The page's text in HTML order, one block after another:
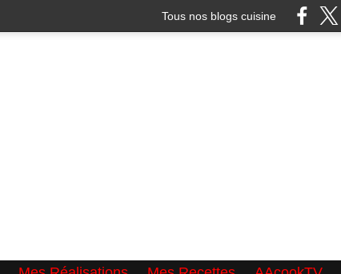
Tous nos blogs cuisine